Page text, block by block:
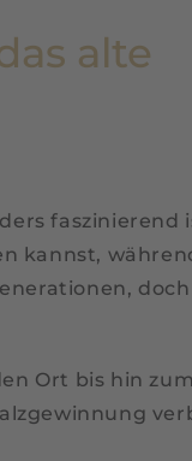
alte
faszinierend
kannst,
Ort bis hin zum